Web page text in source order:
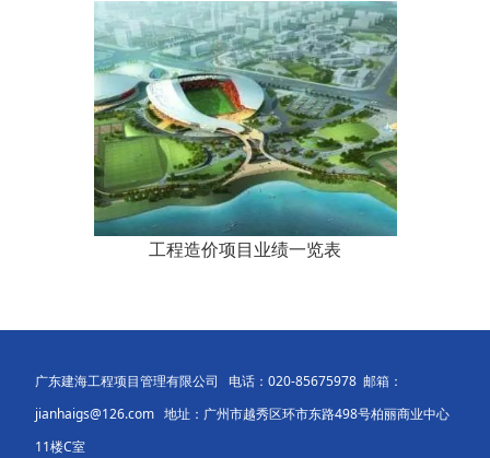
工程造价项目业绩一览表
广东建海工程项目管理有限公司 电话：020-85675978 邮箱：
jianhaigs@126.com 地址：广州市越秀区环市东路498号柏丽商业中心
11楼C室